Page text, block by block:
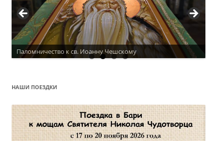
Актуальное расписание
НАШИ ПОЕЗДКИ